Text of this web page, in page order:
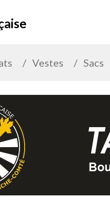
Vestes Sacs